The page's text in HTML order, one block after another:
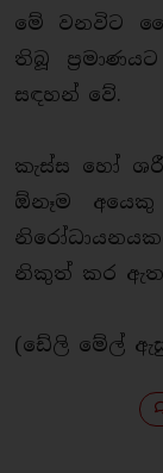
මේ වනවිට
තිබූ
සඳහන් වේ.
කැස්ස හෝ
ඕනෑම
නිකුත් කර
(ඩේලි මේල්